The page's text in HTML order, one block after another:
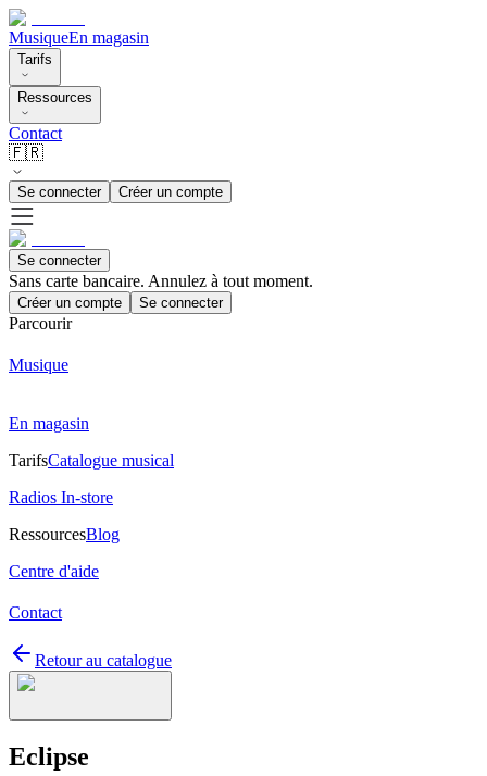
MusiqueEn magasin
Tarifs
Ressources
Contact
🇫🇷
Se connecter Créer un compte
Se connecter
Sans carte bancaire. Annulez à tout moment.
Créer un compte Se connecter
Parcourir
Musique
En magasin
TarifsCatalogue musical
Radios In-store
RessourcesBlog
Centre d'aide
Contact
Retour au catalogue
Eclipse